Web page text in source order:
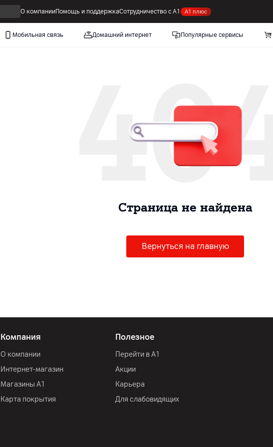
О компанииПомощь и поддержкаСотрудничество с А1 А1 плюс
Мобильная связь Домашний интернет Популярные сервисы
404
Cтраница не найдена
Вернуться на главную
Компания
О компании
Интернет-магазин
Магазины А1
Карта покрытия
Полезное
Перейти в А1
Акции
Карьера
Для слабовидящих